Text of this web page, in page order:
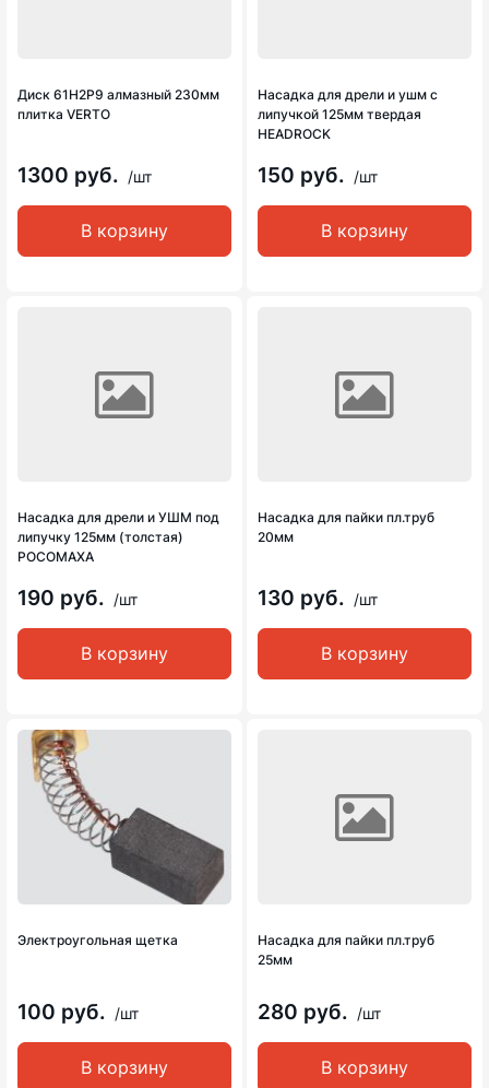
Диск 61Н2Р9 алмазный 230мм
плитка VERTO
1300 руб. /шт
В корзину
Насадка для дрели и ушм с
липучкой 125мм твердая
HEADROCK
150 руб. /шт
В корзину
Насадка для дрели и УШМ под
липучку 125мм (толстая)
РОСОМАХА
190 руб. /шт
В корзину
Насадка для пайки пл.труб
20мм
130 руб. /шт
В корзину
Электроугольная щетка
100 руб. /шт
В корзину
Насадка для пайки пл.труб
25мм
280 руб. /шт
В корзину